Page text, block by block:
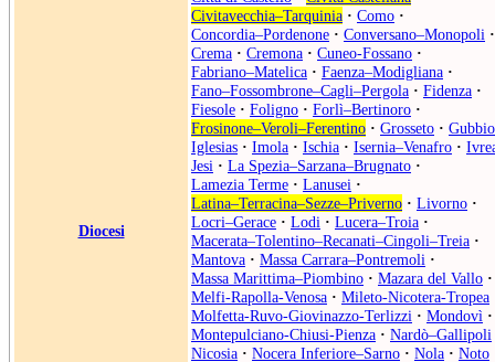
Diocesi
Civitavecchia–Tarquinia · Como ·
Concordia–Pordenone · Conversano–Monopoli ·
Crema · Cremona · Cuneo-Fossano ·
Fabriano–Matelica · Faenza–Modigliana ·
Fano–Fossombrone–Cagli–Pergola · Fidenza ·
Fiesole · Foligno · Forlì–Bertinoro ·
Frosinone–Veroli–Ferentino · Grosseto · Gubbio
Iglesias · Imola · Ischia · Isernia–Venafro ·
Jesi · La Spezia–Sarzana–Brugnato ·
Lamezia Terme · Lanusei ·
Latina–Terracina–Sezze–Priverno · Livorno ·
Locri–Gerace · Lodi · Lucera–Troia ·
Macerata–Tolentino–Recanati–Cingoli–Treia ·
Mantova · Massa Carrara–Pontremoli ·
Massa Marittima–Piombino · Mazara del Vallo ·
Melfi-Rapolla-Venosa · Mileto-Nicotera-Tropea
Molfetta-Ruvo-Giovinazzo-Terlizzi · Mondovì ·
Montepulciano-Chiusi-Pienza · Nardò–Gallipoli
Nicosia · Nocera Inferiore–Sarno · Nola · Noto